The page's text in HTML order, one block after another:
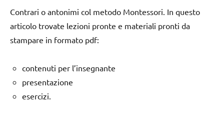
Contrari o antonimi col metodo Montessori. In questo
articolo trovate lezioni pronte e materiali pronti da
stampare in formato pdf:
contenuti per l’insegnante
presentazione
esercizi.